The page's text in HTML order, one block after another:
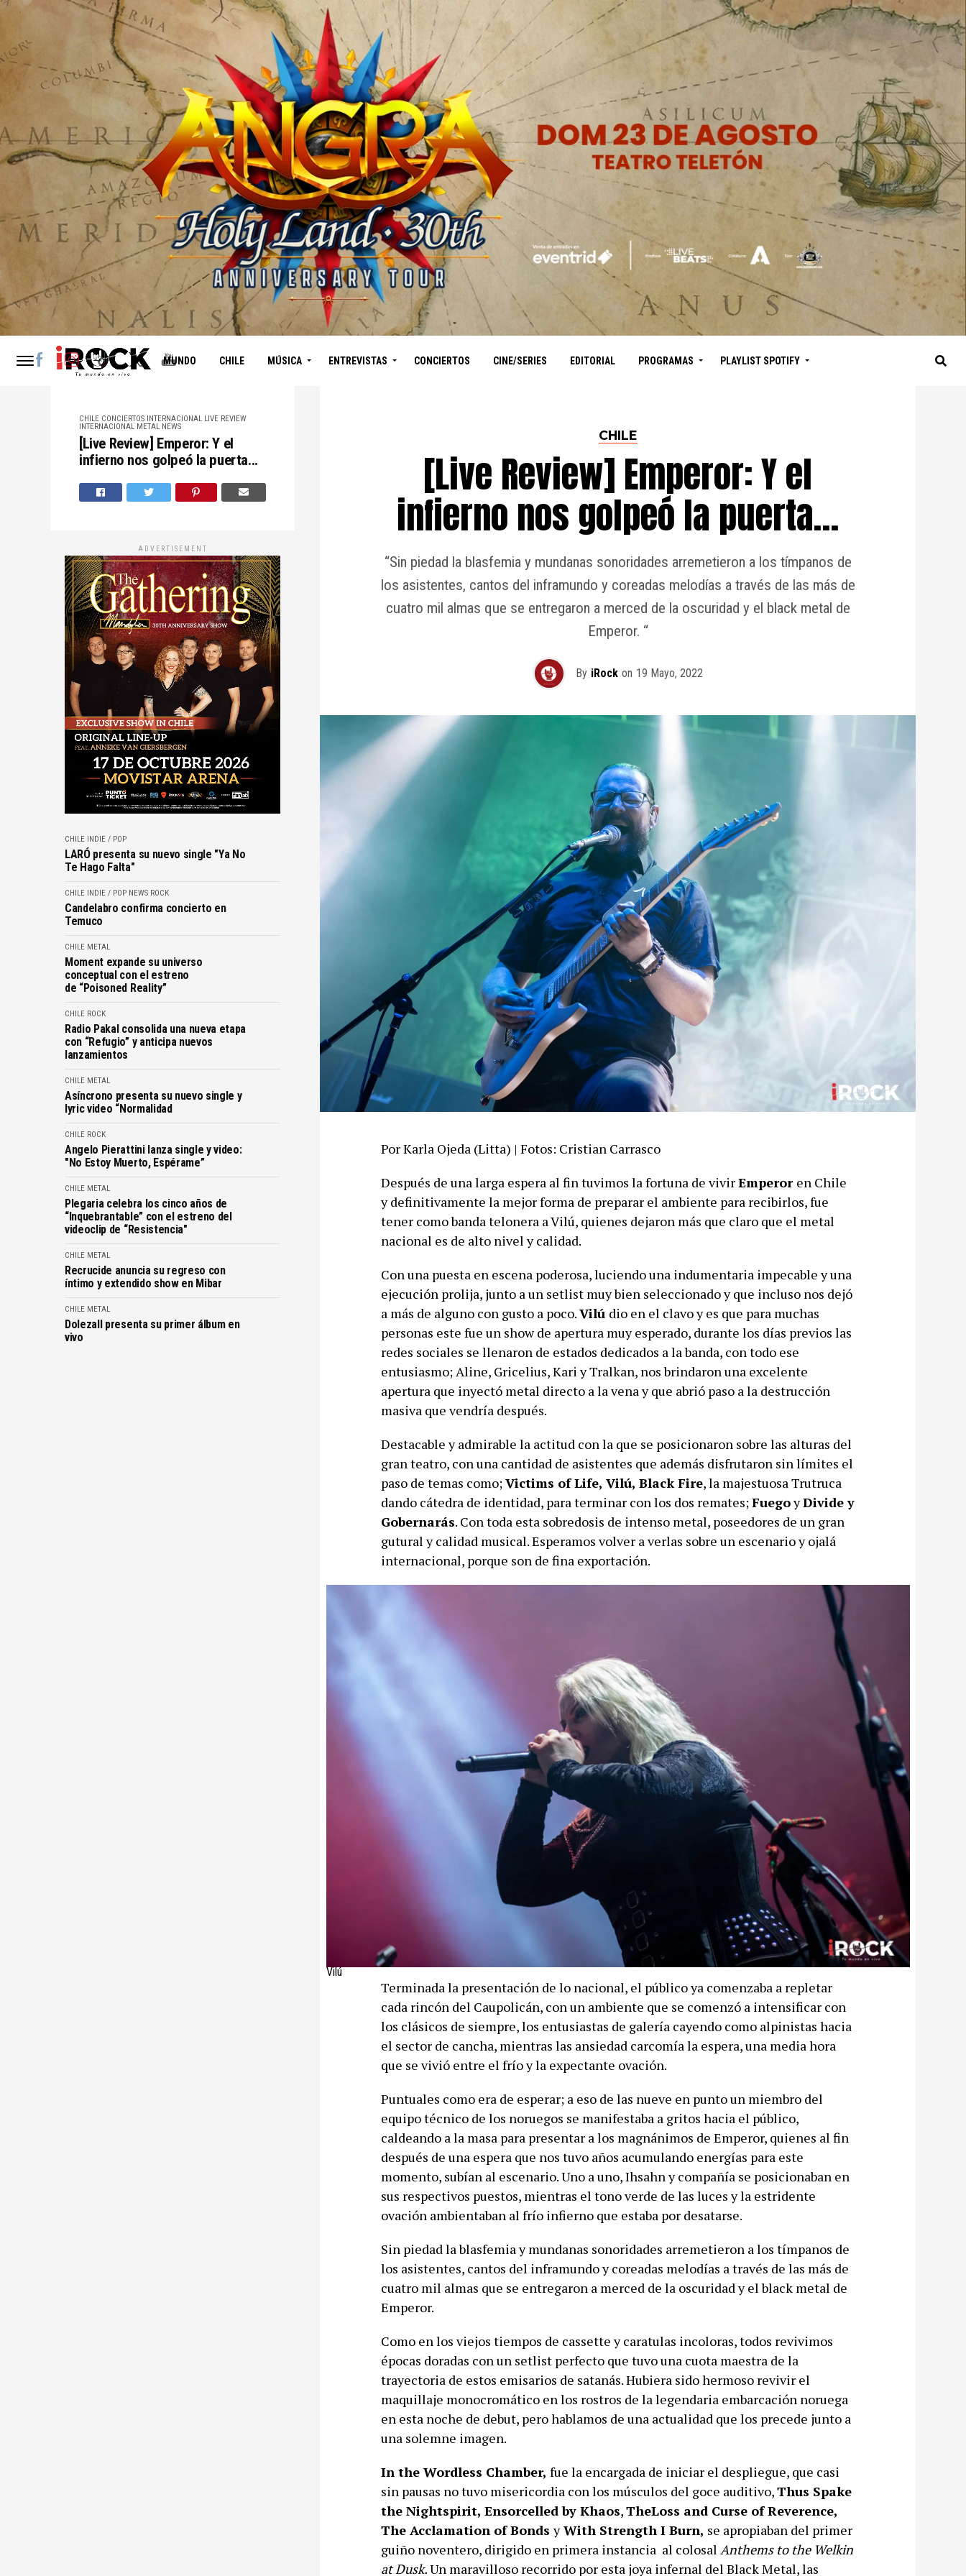
MUNDO CHILE MÚSICA ENTREVISTAS CONCIERTOS CINE/SERIES EDITORIAL PROGRAMAS PLAYLIST SPOTIFY
CHILE CONCIERTOS INTERNACIONAL LIVE REVIEW
INTERNACIONAL METAL NEWS
[Live Review] Emperor: Y el
infierno nos golpeó la puerta...
ADVERTISEMENT
CHILE INDIE / POP
LARÓ presenta su nuevo single "Ya No
Te Hago Falta"
CHILE INDIE / POP NEWS ROCK
Candelabro confirma concierto en
Temuco
CHILE METAL
Moment expande su universo
conceptual con el estreno
de “Poisoned Reality”
CHILE ROCK
Radio Pakal consolida una nueva etapa
con “Refugio” y anticipa nuevos
lanzamientos
CHILE METAL
Asíncrono presenta su nuevo single y
lyric video “Normalidad
CHILE ROCK
Angelo Pierattini lanza single y video:
"No Estoy Muerto, Espérame”
CHILE METAL
Plegaria celebra los cinco años de
“Inquebrantable” con el estreno del
videoclip de “Resistencia"
CHILE METAL
Recrucide anuncia su regreso con
íntimo y extendido show en Mibar
CHILE METAL
Dolezall presenta su primer álbum en
vivo
CHILE
[Live Review] Emperor: Y el
infierno nos golpeó la puerta…
“Sin piedad la blasfemia y mundanas sonoridades arremetieron a los tímpanos de
los asistentes, cantos del inframundo y coreadas melodías a través de las más de
cuatro mil almas que se entregaron a merced de la oscuridad y el black metal de
Emperor. “
By iRock on 19 Mayo, 2022
Por Karla Ojeda (Litta) | Fotos: Cristian Carrasco
Después de una larga espera al fin tuvimos la fortuna de vivirEmperor en Chile
y definitivamente la mejor forma de preparar el ambiente para recibirlos, fue
tener como banda telonera a Vilú, quienes dejaron más que claro que el metal
nacional es de alto nivel y calidad.
Con una puesta en escena poderosa, luciendo una indumentaria impecable y una
ejecución prolija, junto a un setlist muy bien seleccionado y que incluso nos dejó
a más de alguno con gusto a poco.Vilú dio en el clavo y es que para muchas
personas este fue un show de apertura muy esperado, durante los días previos las
redes sociales se llenaron de estados dedicados a la banda, con todo ese
entusiasmo; Aline, Gricelius, Kari y Tralkan, nos brindaron una excelente
apertura que inyectó metal directo a la vena y que abrió paso a la destrucción
masiva que vendría después.
Destacable y admirable la actitud con la que se posicionaron sobre las alturas del
gran teatro, con una cantidad de asistentes que además disfrutaron sin límites el
paso de temas como;Victims of Life, Vilú, Black Fire, la majestuosa Trutruca
dando cátedra de identidad, para terminar con los dos remates;FuegoyDivide y
Gobernarás. Con toda esta sobredosis de intenso metal, poseedores de un gran
gutural y calidad musical. Esperamos volver a verlas sobre un escenario y ojalá
internacional, porque son de fina exportación.
Vilú
Terminada la presentación de lo nacional, el público ya comenzaba a repletar
cada rincón del Caupolicán, con un ambiente que se comenzó a intensificar con
los clásicos de siempre, los entusiastas de galería cayendo como alpinistas hacia
el sector de cancha, mientras las ansiedad carcomía la espera, una media hora
que se vivió entre el frío y la expectante ovación.
Puntuales como era de esperar; a eso de las nueve en punto un miembro del
equipo técnico de los noruegos se manifestaba a gritos hacia el público,
caldeando a la masa para presentar a los magnánimos de Emperor, quienes al fin
después de una espera que nos tuvo años acumulando energías para este
momento, subían al escenario. Uno a uno, Ihsahn y compañía se posicionaban en
sus respectivos puestos, mientras el tono verde de las luces y la estridente
ovación ambientaban al frío infierno que estaba por desatarse.
Sin piedad la blasfemia y mundanas sonoridades arremetieron a los tímpanos de
los asistentes, cantos del inframundo y coreadas melodías a través de las más de
cuatro mil almas que se entregaron a merced de la oscuridad y el black metal de
Emperor.
Como en los viejos tiempos de cassette y caratulas incoloras, todos revivimos
épocas doradas con un setlist perfecto que tuvo una cuota maestra de la
trayectoria de estos emisarios de satanás. Hubiera sido hermoso revivir el
maquillaje monocromático en los rostros de la legendaria embarcación noruega
en esta noche de debut, pero hablamos de una actualidad que los precede junto a
una solemne imagen.
In the Wordless Chamber, fue la encargada de iniciar el despliegue, que casi
sin pausas no tuvo misericordia con los músculos del goce auditivo,Thus Spake
the Nightspirit, Ensorcelled by Khaos,TheLoss and Curse of Reverence,
The Acclamation of BondsyWith Strength I Burn, se apropiaban del primer
guiño noventero, dirigido en primera instancia al colosal Anthems to the Welkin
at Dusk.Un maravilloso recorrido por esta joya infernal del Black Metal, las